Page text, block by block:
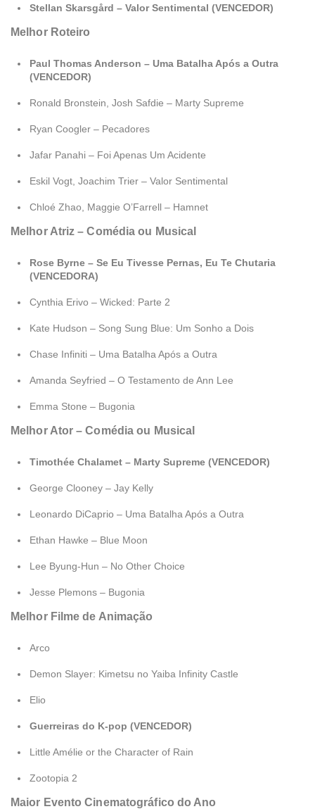
Stellan Skarsgård – Valor Sentimental (VENCEDOR)
Melhor Roteiro
Paul Thomas Anderson – Uma Batalha Após a Outra
(VENCEDOR)
Ronald Bronstein, Josh Safdie – Marty Supreme
Ryan Coogler – Pecadores
Jafar Panahi – Foi Apenas Um Acidente
Eskil Vogt, Joachim Trier – Valor Sentimental
Chloé Zhao, Maggie O’Farrell – Hamnet
Melhor Atriz – Comédia ou Musical
Rose Byrne – Se Eu Tivesse Pernas, Eu Te Chutaria
(VENCEDORA)
Cynthia Erivo – Wicked: Parte 2
Kate Hudson – Song Sung Blue: Um Sonho a Dois
Chase Infiniti – Uma Batalha Após a Outra
Amanda Seyfried – O Testamento de Ann Lee
Emma Stone – Bugonia
Melhor Ator – Comédia ou Musical
Timothée Chalamet – Marty Supreme (VENCEDOR)
George Clooney – Jay Kelly
Leonardo DiCaprio – Uma Batalha Após a Outra
Ethan Hawke – Blue Moon
Lee Byung-Hun – No Other Choice
Jesse Plemons – Bugonia
Melhor Filme de Animação
Arco
Demon Slayer: Kimetsu no Yaiba Infinity Castle
Elio
Guerreiras do K-pop (VENCEDOR)
Little Amélie or the Character of Rain
Zootopia 2
Maior Evento Cinematográfico do Ano